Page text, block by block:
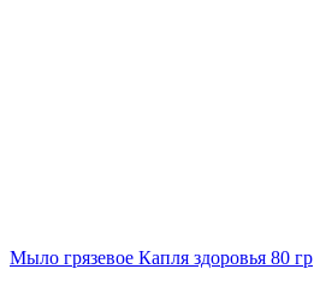
Мыло грязевое Капля здоровья 80 гр